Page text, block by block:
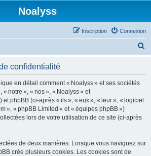
Noalyss
Connexion
Inscription
e
confidentialité
en détail comment « Noalyss » et ses sociétés
notre », « nos », « Noalyss » et
et phpBB (ci-après « ils », « eux », « leur », « logiciel
», « phpBB Limited » et « équipes phpBB »)
lors de votre utilisation de ce site (ci-après
de deux manières. Lorsque vous naviguez sur
crée plusieurs cookies. Les cookies sont de